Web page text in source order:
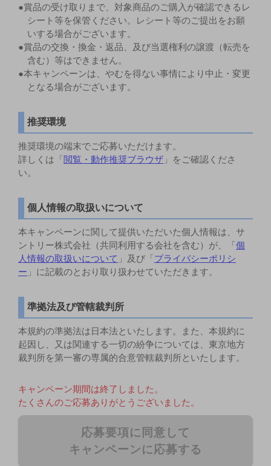
●賞品の受け取りまで、対象商品のご購入が確認できるレ
シート等を保管ください。レシート等のご提出をお願
いする場合がございます。
●賞品の交換・換金・返品、及び当選権利の譲渡（転売を
含む）等はできません。
●本キャンペーンは、やむを得ない事情により中止・変更
となる場合がございます。
推奨環境
推奨環境の端末でご応募いただけます。
詳しくは「閲覧・動作推奨ブラウザ 」をご確認くださ
い。
個人情報の取扱いについて
本キャンペーンに関して提供いただいた個人情報は、サ
ントリー株式会社（共同利用する会社を含む）が、「個
人情報の取扱いについて 」及び「プライバシーポリシ
ー 」に記載のとおり取り扱わせていただきます。
準拠法及び管轄裁判所
本規約の準拠法は日本法といたします。また、本規約に
起因し、又は関連する一切の紛争については、東京地方
裁判所を第一審の専属的合意管轄裁判所といたします。
キャンペーン期間は終了しました。
たくさんのご応募ありがとうございました。
応募要項に同意して
キャンペーンに応募する